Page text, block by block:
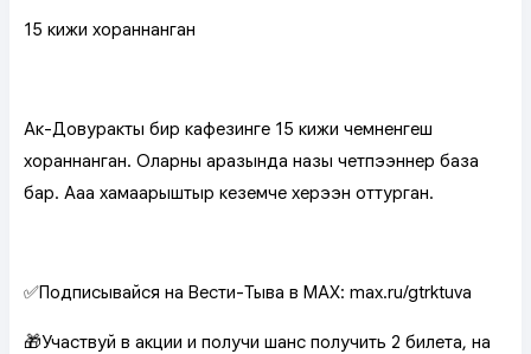
15 кижи хораннанган
Ак-Довурактың бир кафезинге 15 кижи чемненгеш
хораннанган. Оларның аразында назы четпээннер база
бар. Аңаа хамаарыштыр кеземче херээн оттурган.
✅Подписывайся на Вести-Тыва в МАХ: max.ru/gtrktuva
🎁Участвуй в акции и получи шанс получить 2 билета, на